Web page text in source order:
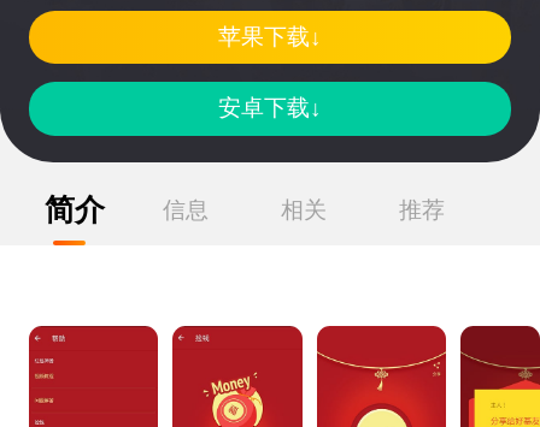
安卓下载↓
苹果下载↓
简介 信息 相关 推荐